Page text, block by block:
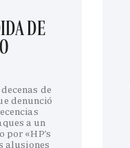
DE
de
denunció
a un
por «HP’s
alusiones